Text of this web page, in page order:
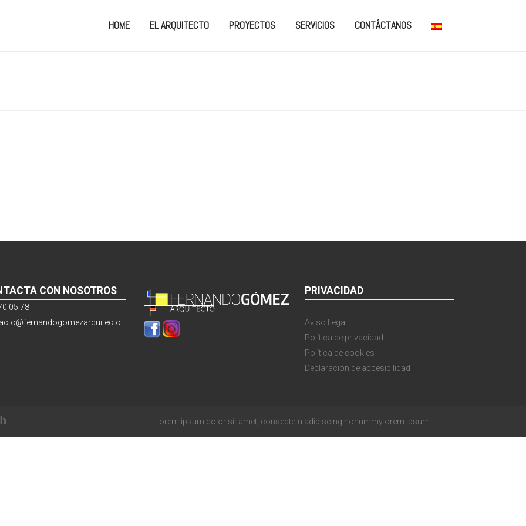
HOME EL ARQUITECTO PROYECTOS SERVICIOS CONTÁCTANOS
CON NOSOTROS
05 78
PRIVACIDAD
Aviso Legal
Política de privacidad
Política de cookies
Declaración de accesibilidad
Lorem ipsum dolor sit amet, consectetu adipiscing nonummy orem ipsum.